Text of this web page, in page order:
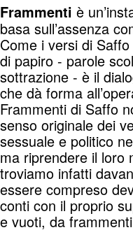
Frammenti è
basa sull’assenza
Come i versi di
di papiro - parole
sottrazione - è il
che dà forma
Frammenti di Saffo
senso originale dei
sessuale e politico
ma riprendere il loro
troviamo infatti
essere compreso
conti con il proprio
e vuoti, da